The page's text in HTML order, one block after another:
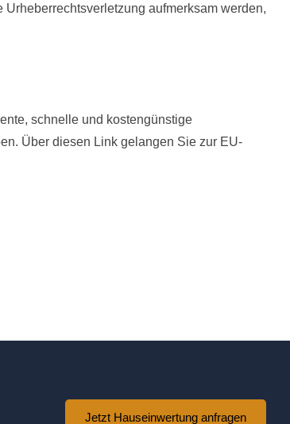
aufmerksam werden,
schnelle und kostengünstige
Über diesen Link gelangen Sie zur EU-
Jetzt Hauseinwertung anfragen